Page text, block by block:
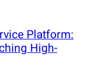
Platform:
High-